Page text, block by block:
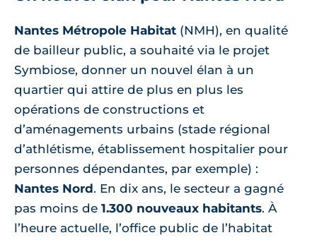
Nantes Métropole Habitat (NMH), en qualité
de bailleur public, a souhaité via le projet
Symbiose, donner un nouvel élan à un
quartier qui attire de plus en plus les
opérations de constructions et
d’aménagements urbains (stade régional
d’athlétisme, établissement hospitalier pour
personnes dépendantes, par exemple) :
Nantes Nord. En dix ans, le secteur a gagné
pas moins de 1.300 nouveaux habitants. À
l’heure actuelle, l’office public de l’habitat